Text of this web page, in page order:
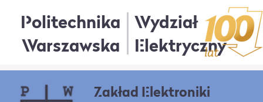
Politechnika
Warszawska
Wydział
Elektryczny
Zakład Elektroniki